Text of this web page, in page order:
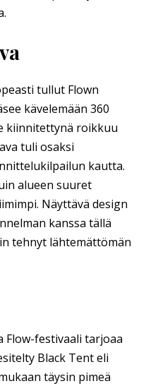
tullut Flown
kävelemään 360
kiinnitettynä roikkuu
tuli osaksi
kautta.
alueen suuret
Näyttävä design
kanssa tällä
tehnyt lähtemättömän
Flow-festivaali tarjoaa
Black Tent eli
täysin pimeä